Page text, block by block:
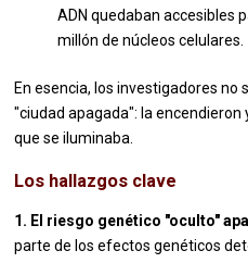
ADN quedaban accesibles
millón de núcleos celulares.
En esencia, los investigadores
"ciudad apagada": la
que se iluminaba.
Los hallazgos clave
1. El riesgo genético "oculto"
parte de los efectos genéticos